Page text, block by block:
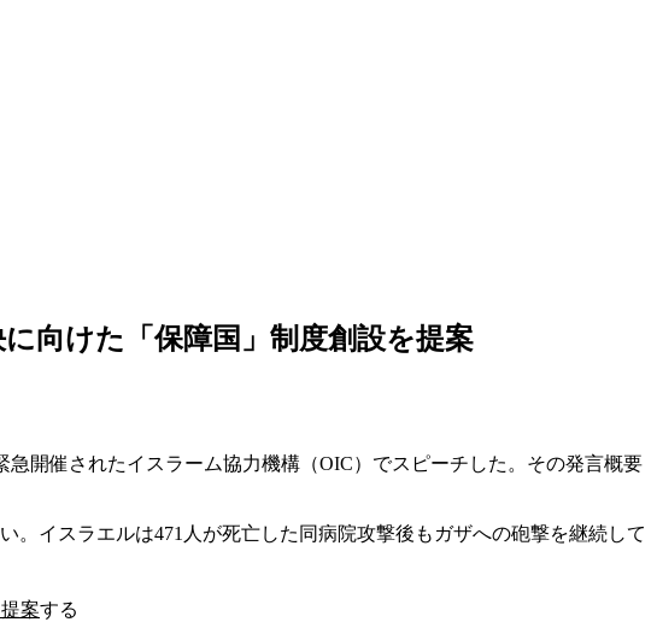
向けた「保障国」制度創設を提案
開催されたイスラーム協力機構（OIC）でスピーチした。その発言概要
イスラエルは471人が死亡した同病院攻撃後もガザへの砲撃を継続して
案する